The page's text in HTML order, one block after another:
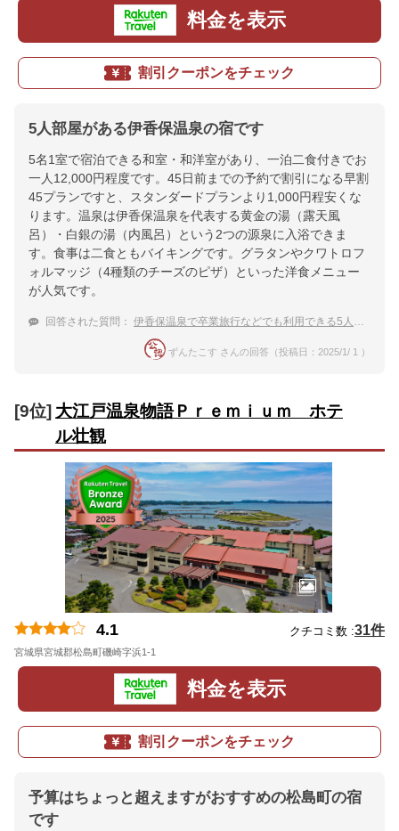
料金を表示
割引クーポンをチェック
5人部屋がある伊香保温泉の宿です
5名1室で宿泊できる和室・和洋室があり、一泊二食付きでお
一人12,000円程度です。45日前までの予約で割引になる早割
45プランですと、スタンダードプランより1,000円程安くな
ります。温泉は伊香保温泉を代表する黄金の湯（露天風
呂）・白銀の湯（内風呂）という2つの源泉に入浴できま
す。食事は二食ともバイキングです。グラタンやクワトロフ
ォルマッジ（4種類のチーズのピザ）といった洋食メニュー
が人気です。
回答された質問： 伊香保温泉で卒業旅行などでも利用できる5人部屋で
ずんたこす さんの回答（投稿日：2025/1/ 1 ）
[9位] 大江戸温泉物語Ｐｒｅｍｉｕｍ ホテ
ル壮観
4.1 クチコミ数 :31件
宮城県宮城郡松島町磯崎字浜1-1
料金を表示
割引クーポンをチェック
予算はちょっと超えますがおすすめの松島町の宿
です